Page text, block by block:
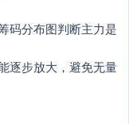
码分布图判断主力是
逐步放大，避免无量